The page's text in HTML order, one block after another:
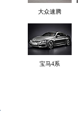
大众速腾
宝马4系